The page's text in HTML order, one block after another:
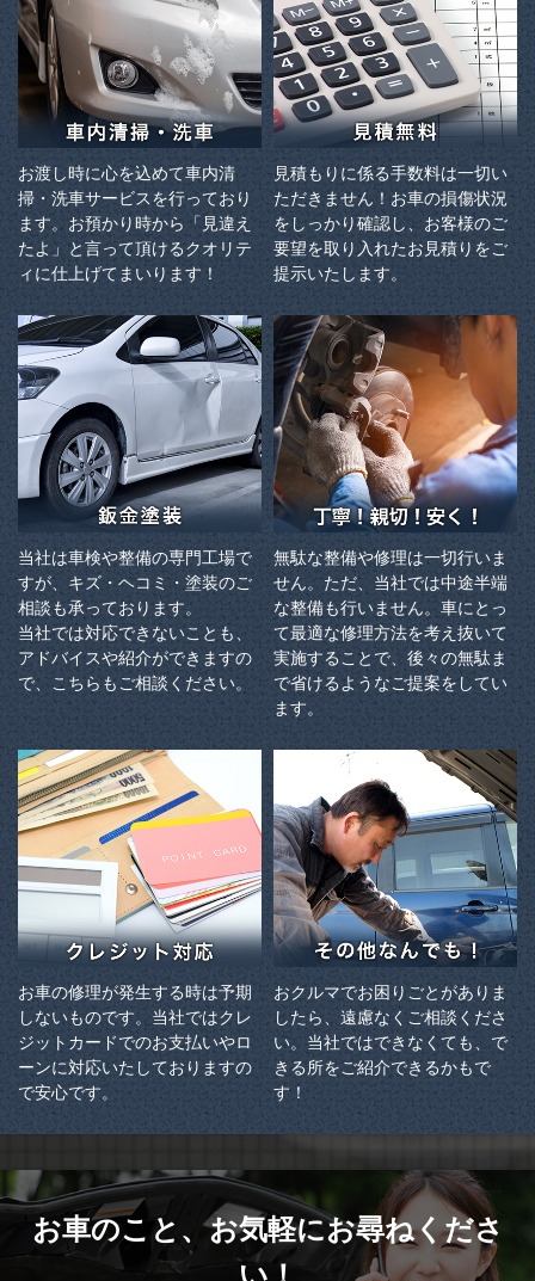
お渡し時に心を込めて車内清
掃・洗車サービスを行っており
ます。お預かり時から「見違え
たよ」と言って頂けるクオリテ
ィに仕上げてまいります！
見積もりに係る手数料は一切い
ただきません！お車の損傷状況
をしっかり確認し、お客様のご
要望を取り入れたお見積りをご
提示いたします。
当社は車検や整備の専門工場で
すが、キズ・ヘコミ・塗装のご
相談も承っております。
当社では対応できないことも、
アドバイスや紹介ができますの
で、こちらもご相談ください。
無駄な整備や修理は一切行いま
せん。ただ、当社では中途半端
な整備も行いません。車にとっ
て最適な修理方法を考え抜いて
実施することで、後々の無駄ま
で省けるようなご提案をしてい
ます。
お車の修理が発生する時は予期
しないものです。当社ではクレ
ジットカードでのお支払いやロ
ーンに対応いたしておりますの
で安心です。
おクルマでお困りごとがありま
したら、遠慮なくご相談くださ
い。当社ではできなくても、で
きる所をご紹介できるかもで
す！
お車のこと、お気軽にお尋ねくださ